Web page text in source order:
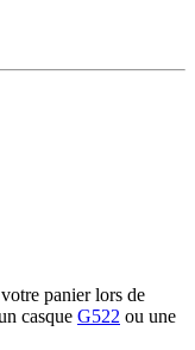
panier lors de
casque G522 ou une